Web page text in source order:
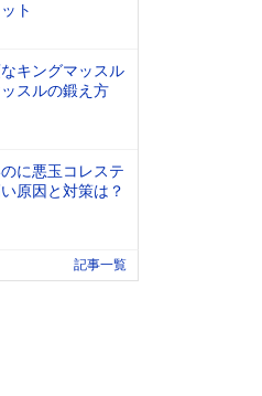
ト
キングマッスル
スルの鍛え方
に悪玉コレステ
原因と対策は？
記事一覧